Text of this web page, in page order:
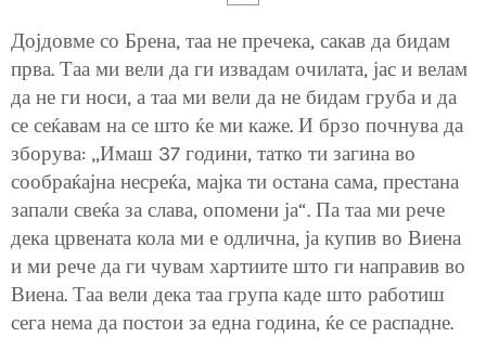
Дојдовме со Брена, таа не пречека, сакав да бидам
прва. Таа ми вели да ги извадам очилата, јас и велам
да не ги носи, а таа ми вели да не бидам груба и да
се сеќавам на се што ќе ми каже. И брзо почнува да
зборува: „Имаш 37 години, татко ти загина во
сообраќајна несреќа, мајка ти остана сама, престана
запали свеќа за слава, опомени ја“. Па таа ми рече
дека црвената кола ми е одлична, ја купив во Виена
и ми рече да ги чувам хартиите што ги направив во
Виена. Таа вели дека таа група каде што работиш
сега нема да постои за една година, ќе се распадне.